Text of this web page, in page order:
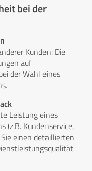
bei der
Kunden: Die
auf
der Wahl eines
Leistung eines
(z.B. Kundenservice,
einen detaillierten